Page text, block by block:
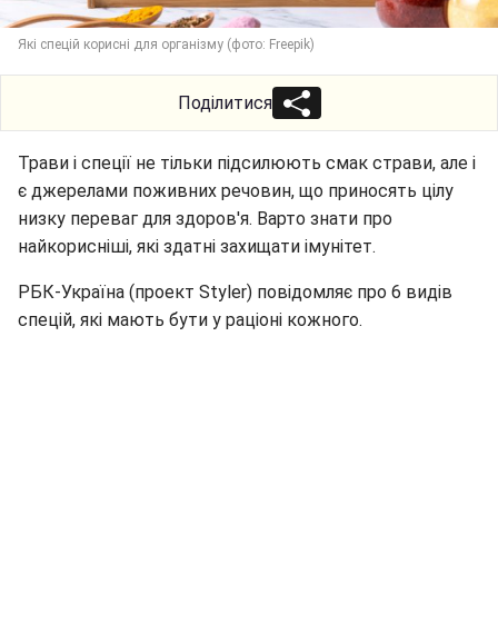
Які спецій корисні для організму (фото: Freepik)
Поділитися
Трави і спеції не тільки підсилюють смак страви, але і
є джерелами поживних речовин, що приносять цілу
низку переваг для здоров'я. Варто знати про
найкорисніші, які здатні захищати імунітет.
РБК-Україна (проект Styler) повідомляє про 6 видів
спецій, які мають бути у раціоні кожного.